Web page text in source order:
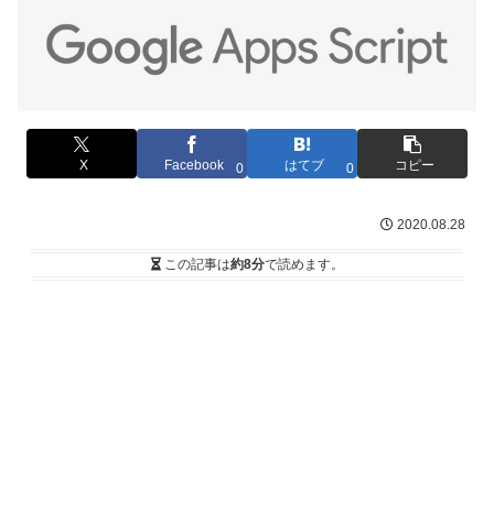
X Facebook 0 はてブ 0 コピー
2020.08.28
この記事は約8分で読めます。